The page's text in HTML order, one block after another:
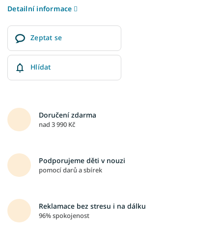
Detailní informace
Zeptat se
Hlídat
Doručení zdarma
nad 3 990 Kč
Podporujeme děti v nouzi
pomocí darů a sbírek
Reklamace bez stresu i na dálku
96% spokojenost